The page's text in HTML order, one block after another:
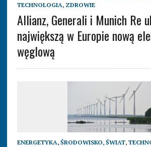
TECHNOLOGIA, ZDROWIE
Allianz, Generali i Munich Re
największą w Europie nową
węglową
ENERGETYKA, ŚRODOWISKO, ŚWIAT,